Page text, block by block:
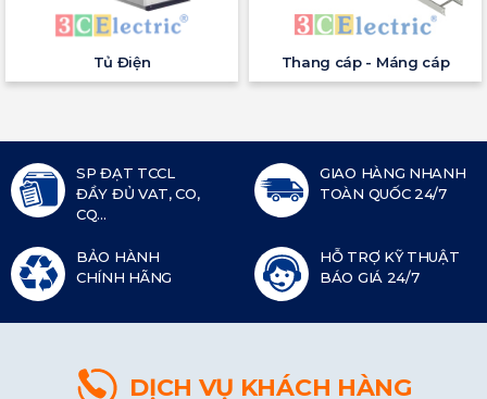
Tủ Điện Thang cáp - Máng cáp
SP ĐẠT TCCL
ĐẦY ĐỦ VAT, CO,
CQ...
GIAO HÀNG NHANH
TOÀN QUỐC 24/7
BẢO HÀNH
CHÍNH HÃNG
HỖ TRỢ KỸ THUẬT
BÁO GIÁ 24/7
DỊCH VỤ KHÁCH HÀNG